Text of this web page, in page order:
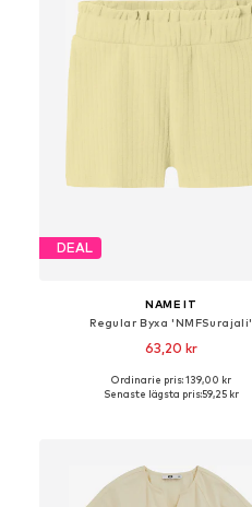
DEAL
NAME IT
Regular Byxa 'NMFSurajali'
63,20 kr
Ordinarie pris: 139,00 kr
Senaste lägsta pris:59,25 kr